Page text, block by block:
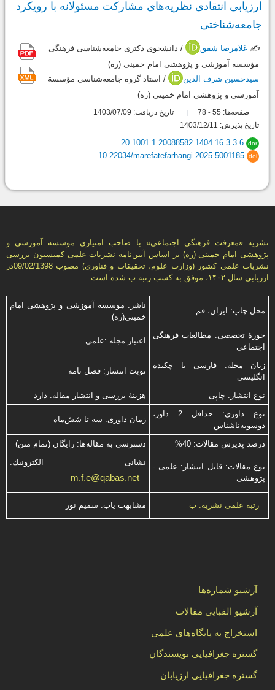
ارزیابی انتقادی نظریه‌های مشارکت مسئولانه با رویکرد
جامعه‌شناختی
✍️ غلامرضا شفق
/ دانشجوی دکتری جامعه‌شناسی فرهنگی
مؤسسة آموزشی و پژوهشی امام خمینی (ره)
سیدحسین شرف الدین
/ استاد گروه جامعه‌شناسی مؤسسة
آموزشی و پژوهشی امام خمینی (ره)
صفحه‌ها: 55
-
تاریخ دریافت: 1403/07/09
تاریخ پذیرش: 1403/12/11
dor
20.1001.1.20088582.1404.16.3.3.6
doi
10.22034/marefatefarhangi.2025.5001185
نشریه «معرفت فرهنگی اجتماعی» با صاحب امتیازی موسسه آموزشی و
پژوهشی امام خمینی (ره) بر اساس آیین‌نامه نشریات علمی كمیسیون بررسى
نشریات علمى كشور (وزارت علوم، تحقیقات و فناورى) مصوب 09/02/1398در
ارزیابی سال ۱۴۰۲، موفق به کسب رتبه ب شده است.
محل چاپ: ایران، قم
ناشر: موسسه آموزشی و پژوهشی امام
خمینی(ره)
حوزۀ تخصصی: مطالعات فرهنگی
اجتماعی
اعتبار مجله :علمی
زبان مجله: فارسی با چكیده
انگلیسی
نوبت انتشار: فصل نامه
نوع انتشار: چاپی
هزینۀ بررسی و انتشار مقاله: دارد
نوع داوری: حداقل 2 داور،
دوسویه‌ناشناس
زمان داوری: سه تا شش‌ماه
درصد پذیرش مقالات: 40% دسترسی به مقاله‌ها: رایگان (تمام متن)
نوع مقالات: قابل انتشار: علمی -
پژوهشی
نشانی الكترونیك:
m.f.e@qabas.net
رتبه علمی نشریه: ب مشابهت ياب: سميم نور
آرشیو شماره‌ها
آرشیو الفبایی مقالات
استخراج به پایگاه‌های علمی
گستره جغرافیایی نویسندگان
گستره جغرافیایی ارزیابان